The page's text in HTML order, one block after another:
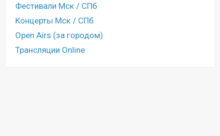
Фестивали Мск / СПб
Концерты Мск / СПб
Open Airs (за городом)
Трансляции Online